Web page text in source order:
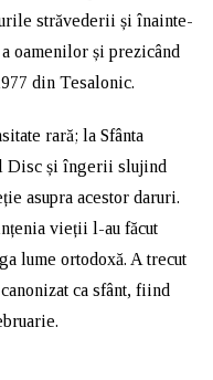
străvederii și înainte-
oamenilor și prezicând
din Tesalonic.
rară; la Sfânta
Disc și îngerii slujind
asupra acestor daruri.
vieții l-au făcut
lume ortodoxă. A trecut
ca sfânt, fiind